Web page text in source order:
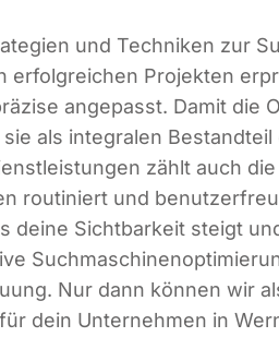
und Tech­ni­ken zur
erfolg­rei­chen Pro­jek­ten
ange­passt. Damit die
als inte­gra­len
zählt auch
rou­ti­niert und
dei­ne Sicht­bar­keit steigt
Nur dann kön­nen wir
dein Unter­neh­men in